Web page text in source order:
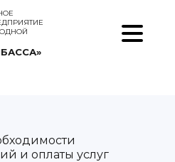
и оплаты услуг